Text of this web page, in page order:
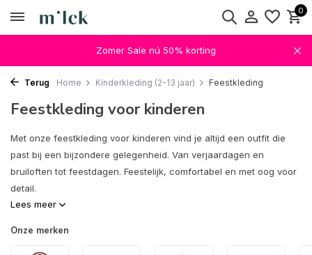
0
Zomer Sale nú 50% korting
Terug Home Kinderkleding (2-13 jaar) Feestkleding
Feestkleding voor kinderen
Met onze feestkleding voor kinderen vind je altijd een outfit die
past bij een bijzondere gelegenheid. Van verjaardagen en
bruiloften tot feestdagen. Feestelijk, comfortabel en met oog voor
detail.
Lees meer
Onze merken